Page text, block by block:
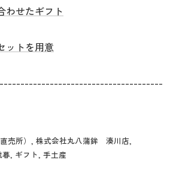
わせたギフト
ットを用意
売所）
株式会社丸八蒲鉾 湊川店
暮 ギフト 手土産